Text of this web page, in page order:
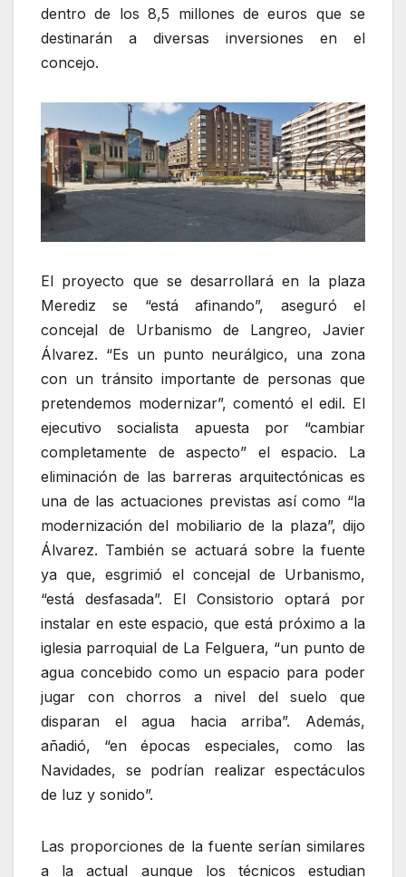
dentro de los 8,5 millones de euros que se
destinarán a diversas inversiones en el
concejo.
El proyecto que se desarrollará en la plaza
Merediz se “está afinando”, aseguró el
concejal de Urbanismo de Langreo, Javier
Álvarez. “Es un punto neurálgico, una zona
con un tránsito importante de personas que
pretendemos modernizar”, comentó el edil. El
ejecutivo socialista apuesta por “cambiar
completamente de aspecto” el espacio. La
eliminación de las barreras arquitectónicas es
una de las actuaciones previstas así como “la
modernización del mobiliario de la plaza”, dijo
Álvarez. También se actuará sobre la fuente
ya que, esgrimió el concejal de Urbanismo,
“está desfasada”. El Consistorio optará por
instalar en este espacio, que está próximo a la
iglesia parroquial de La Felguera, “un punto de
agua concebido como un espacio para poder
jugar con chorros a nivel del suelo que
disparan el agua hacia arriba”. Además,
añadió, “en épocas especiales, como las
Navidades, se podrían realizar espectáculos
de luz y sonido”.
Las proporciones de la fuente serían similares
a la actual aunque los técnicos estudian